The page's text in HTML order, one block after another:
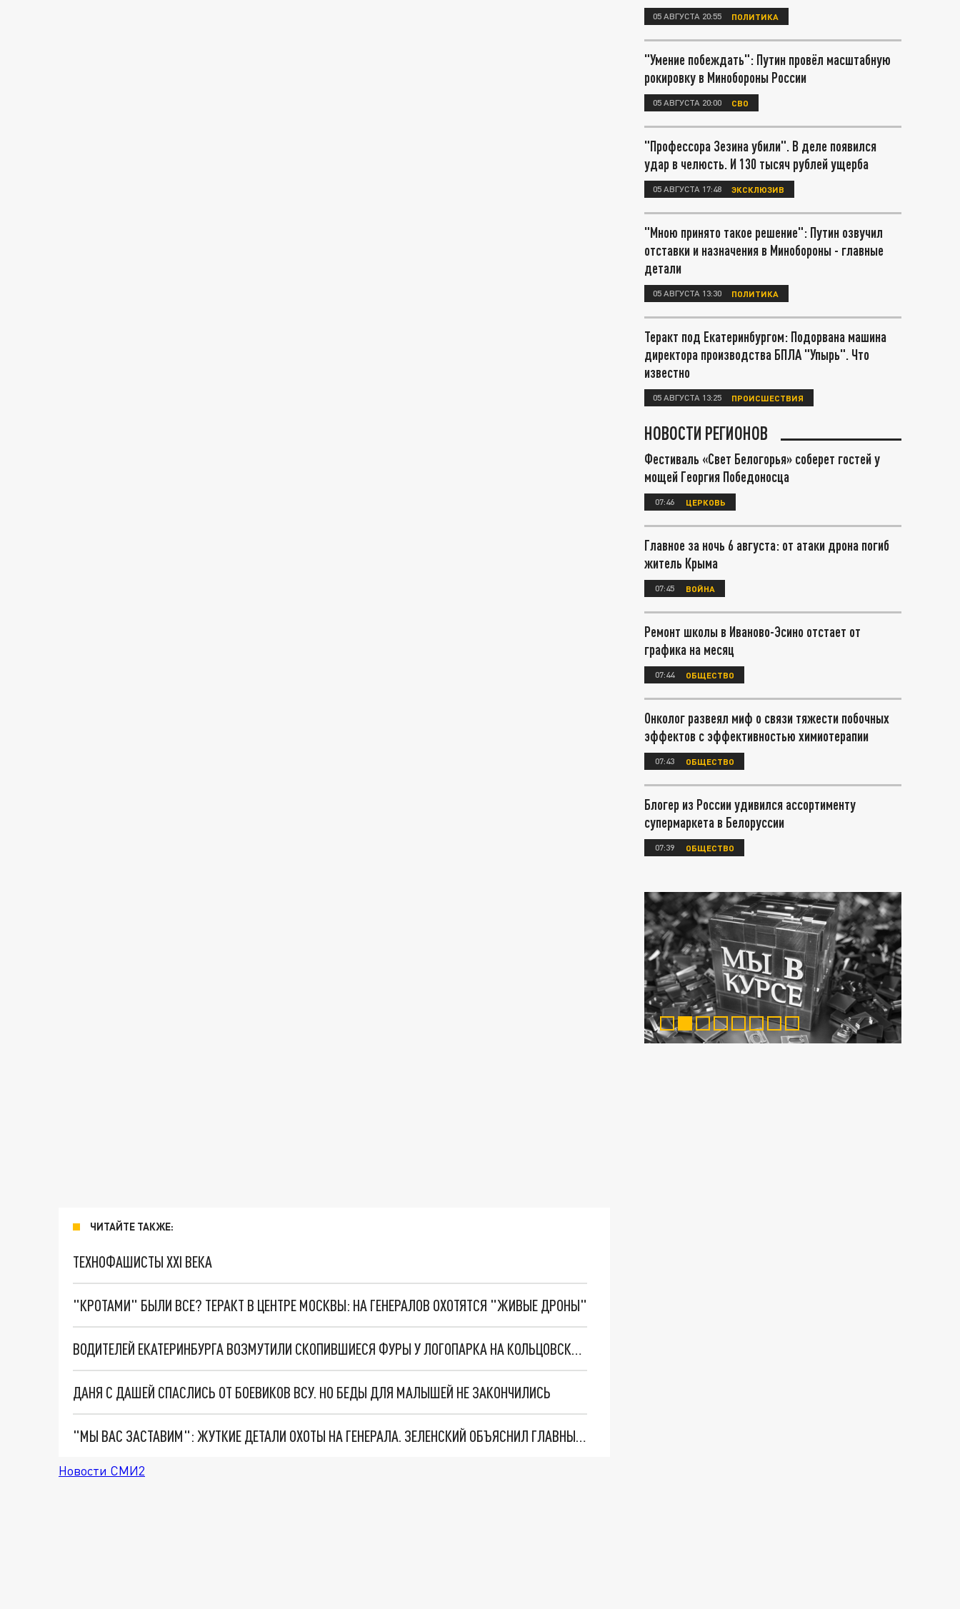
ЧИТАЙТЕ ТАКЖЕ:
ТЕХНОФАШИСТЫ XXI ВЕКА
"КРОТАМИ" БЫЛИ ВСЕ? ТЕРАКТ В ЦЕНТРЕ МОСКВЫ: НА ГЕНЕРАЛОВ ОХОТЯТСЯ "ЖИВЫЕ ДРОНЫ"
ВОДИТЕЛЕЙ ЕКАТЕРИНБУРГА ВОЗМУТИЛИ СКОПИВШИЕСЯ ФУРЫ У ЛОГОПАРКА НА КОЛЬЦОВСКОМ ТРАКТЕ
ДАНЯ С ДАШЕЙ СПАСЛИСЬ ОТ БОЕВИКОВ ВСУ. НО БЕДЫ ДЛЯ МАЛЫШЕЙ НЕ ЗАКОНЧИЛИСЬ
"МЫ ВАС ЗАСТАВИМ": ЖУТКИЕ ДЕТАЛИ ОХОТЫ НА ГЕНЕРАЛА. ЗЕЛЕНСКИЙ ОБЪЯСНИЛ ГЛАВНЫЙ СМЫСЛ ТЕРАКТА В ЦЕНТРЕ МОСКВЫ
Новости СМИ2
05 АВГУСТА 20:55 ПОЛИТИКА
"Умение побеждать": Путин провёл масштабную
рокировку в Минобороны России
05 АВГУСТА 20:00 СВО
"Профессора Зезина убили". В деле появился
удар в челюсть. И 130 тысяч рублей ущерба
05 АВГУСТА 17:48 ЭКСКЛЮЗИВ
"Мною принято такое решение": Путин озвучил
отставки и назначения в Минобороны - главные
детали
05 АВГУСТА 13:30 ПОЛИТИКА
Теракт под Екатеринбургом: Подорвана машина
директора производства БПЛА "Упырь". Что
известно
05 АВГУСТА 13:25 ПРОИСШЕСТВИЯ
НОВОСТИ РЕГИОНОВ
Фестиваль «Свет Белогорья» соберет гостей у
мощей Георгия Победоносца
07:46 ЦЕРКОВЬ
Главное за ночь 6 августа: от атаки дрона погиб
житель Крыма
07:45 ВОЙНА
Ремонт школы в Иваново-Эсино отстает от
графика на месяц
07:44 ОБЩЕСТВО
Онколог развеял миф о связи тяжести побочных
эффектов с эффективностью химиотерапии
07:43 ОБЩЕСТВО
Блогер из России удивился ассортименту
супермаркета в Белоруссии
07:39 ОБЩЕСТВО